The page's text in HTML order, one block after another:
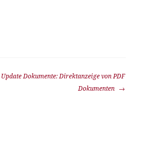
Update Dokumente: Direktanzeige von PDF
Dokumenten